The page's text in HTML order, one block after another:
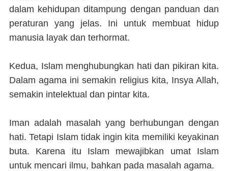
dalam kehidupan ditampung dengan panduan dan
peraturan yang jelas. Ini untuk membuat hidup
manusia layak dan terhormat.
Kedua, Islam menghubungkan hati dan pikiran kita.
Dalam agama ini semakin religius kita, Insya Allah,
semakin intelektual dan pintar kita.
Iman adalah masalah yang berhubungan dengan
hati. Tetapi Islam tidak ingin kita memiliki keyakinan
buta. Karena itu Islam mewajibkan umat Islam
untuk mencari ilmu, bahkan pada masalah agama.